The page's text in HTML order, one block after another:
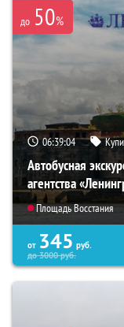
до 50%
06:39:03
Автобусная
агентства
Площадь Восстания
от 345 руб.
до3000руб.